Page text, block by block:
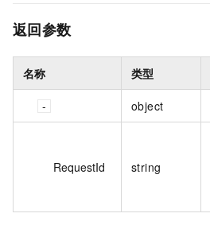
返回参数
名称 类型
object
RequestId string